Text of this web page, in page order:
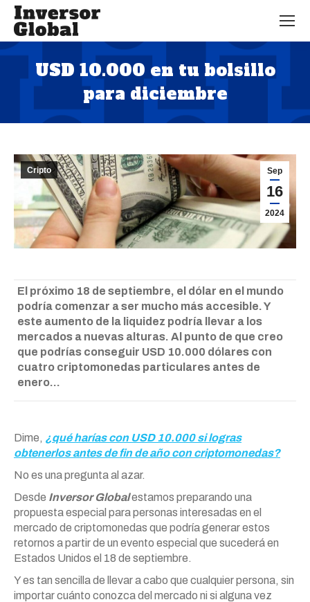
USD 10.000 en tu bolsillo
para diciembre
Estás aquí:
Sep
16
2024
Cripto
El próximo 18 de septiembre, el dólar en el mundo
podría comenzar a ser mucho más accesible. Y
este aumento de la liquidez podría llevar a los
mercados a nuevas alturas. Al punto de que creo
que podrías conseguir USD 10.000 dólares con
cuatro criptomonedas particulares antes de
enero…
Dime, ¿qué harías con USD 10.000 si logras
obtenerlos antes de fin de año con criptomonedas?
No es una pregunta al azar.
Desde Inversor Globalestamos preparando una
propuesta especial para personas interesadas en el
mercado de criptomonedas que podría generar estos
retornos a partir de un evento especial que sucederá en
Estados Unidos el 18 de septiembre.
Y es tan sencilla de llevar a cabo que cualquier persona, sin
importar cuánto conozca del mercado ni si alguna vez